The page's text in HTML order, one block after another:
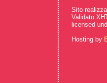
Sito
Validato
licensed
Hosting by